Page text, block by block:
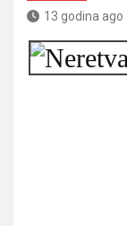
13 godina ago